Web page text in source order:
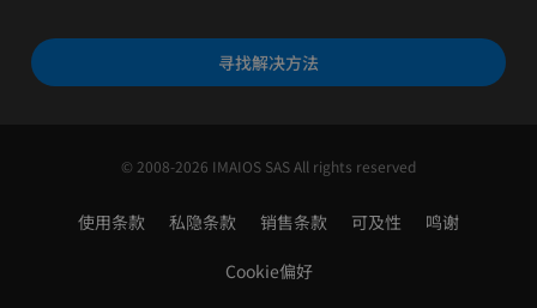
寻找解决方法
© 2008-2026 IMAIOS SAS All rights reserved
使用条款 私隐条款 销售条款 可及性 鸣谢
Cookie偏好